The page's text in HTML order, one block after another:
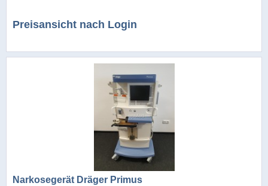
Preisansicht nach Login
Narkosegerät Dräger Primus